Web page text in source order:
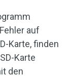
auf
Karte, finden
Karte
den